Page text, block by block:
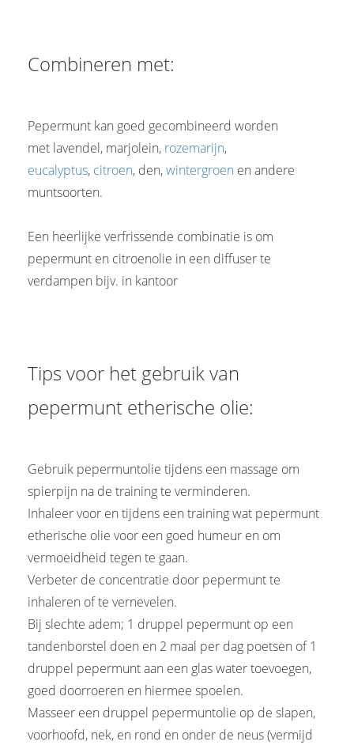
Combineren met:
Pepermunt kan goed gecombineerd worden
met lavendel, marjolein, rozemarijn,
eucalyptus, citroen, den,wintergroen en andere
muntsoorten.
Een heerlijke verfrissende combinatie is om
pepermunt en citroenolie in een diffuser te
verdampen bijv. in kantoor
Tips voor het gebruik van
pepermunt etherische olie:
Gebruik pepermuntolie tijdens een massage om
spierpijn na de training te verminderen.
Inhaleer voor en tijdens een training wat pepermunt
etherische olie voor een goed humeur en om
vermoeidheid tegen te gaan.
Verbeter de concentratie door pepermunt te
inhaleren of te vernevelen.
Bij slechte adem; 1 druppel pepermunt op een
tandenborstel doen en 2 maal per dag poetsen of 1
druppel pepermunt aan een glas water toevoegen,
goed doorroeren en hiermee spoelen.
Masseer een druppel pepermuntolie op de slapen,
voorhoofd, nek, en rond en onder de neus (vermijd